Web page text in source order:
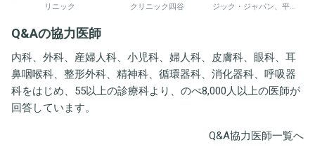
リニック
クリニック四谷
ジック・ジャパン、平野
Q&Aの協力医師
内科、外科、産婦人科、小児科、婦人科、皮膚科、眼科、耳
鼻咽喉科、整形外科、精神科、循環器科、消化器科、呼吸器
科をはじめ、55以上の診療科より、のべ8,000人以上の医師が
回答しています。
Q&A協力医師一覧へ